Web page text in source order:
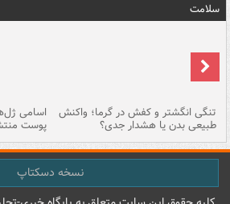
سلامت
تنگی انگشتر و کفش در گرما؛ واکنش
طبیعی بدن یا هشدار جدی؟
اسامی
پوست
نسخه دسکتاپ